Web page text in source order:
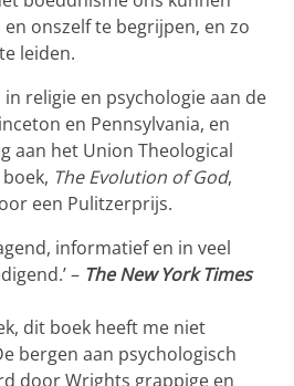
onszelf te begrijpen, en zo
leiden.
in religie en psychologie aan de
en Pennsylvania, en
aan het Union Theological
The Evolution of God,
een Pulitzerprijs.
informatief en in veel
– The New York Times
dit boek heeft me niet
bergen aan psychologisch
door Wrights grappige en